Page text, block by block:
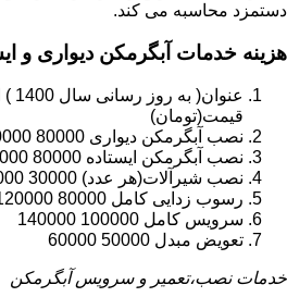
دستمزد محاسبه می کند.
هزینه خدمات آبگرمکن دیواری و
قیمت(تومان)
نصب آبگرمکن دیواری 80000 120000
نصب آبگرمکن ایستاده 80000 140000
نصب شیرآلات(هر عدد) 30000 35000
رسوب زدایی کامل 80000 120000
سرویس کامل 100000 140000
تعویض مبدل 50000 60000
خدمات نصب،تعمیر و سرویس آبگرمکن